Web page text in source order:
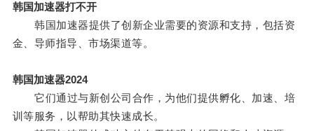
韩国加速器打不开
韩国加速器提供了创新企业需要的资源和支持，包括资
金、导师指导、市场渠道等。
韩国加速器2024
它们通过与新创公司合作，为他们提供孵化、加速、培
训等服务，以帮助其快速成长。